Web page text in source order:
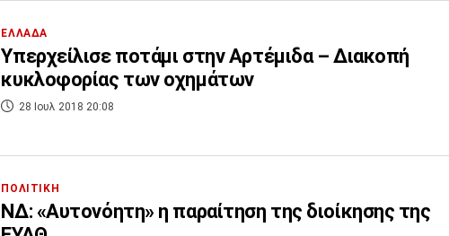
ΕΛΛΑΔΑ
Υπερχείλισε ποτάμι στην Αρτέμιδα – Διακοπή
κυκλοφορίας των οχημάτων
28 Ιουλ 2018 20:08
ΠΟΛΙΤΙΚΗ
ΝΔ: «Αυτονόητη» η παραίτηση της διοίκησης της